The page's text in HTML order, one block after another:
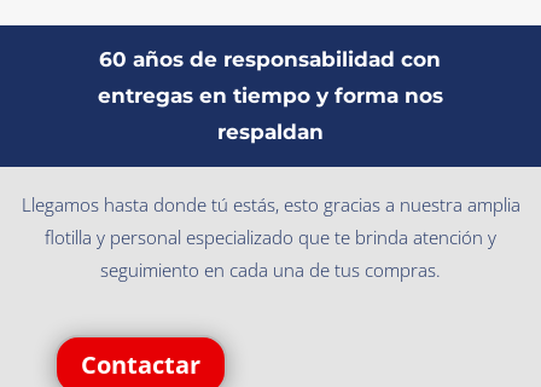
60 años de responsabilidad con
entregas en tiempo y forma nos
respaldan
Llegamos hasta donde tú estás, esto gracias a nuestra amplia
flotilla y personal especializado que te brinda atención y
seguimiento en cada una de tus compras.
Contactar